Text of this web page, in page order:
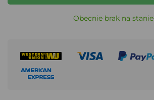
Obecnie brak na stanie